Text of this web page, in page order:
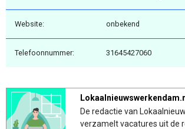
Website: onbekend
Telefoonnummer: 31645427060
De redactie van
verzamelt vacatures uit de